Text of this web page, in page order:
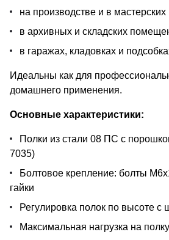
на производстве и в мастерских
в архивных и складских
в гаражах, кладовках и
Идеальны как для
домашнего применения.
Основные характеристики:
Полки из стали 08 ПС с
7035)
Болтовое крепление: болты
гайки
Регулировка полок по высоте с
Максимальная нагрузка на